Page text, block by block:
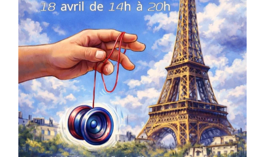
COMPÉTITIONS CULTURE EN FAMILLE JEUNESSE & SPORTS
Championnat de France de la FYYA
le 18 avril – Paris 14e
On18/03/2026byWebmaster2Risi